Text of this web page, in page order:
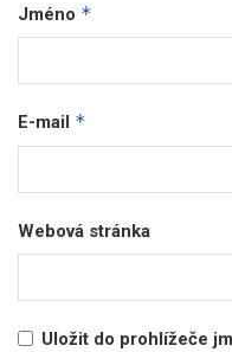
Jméno *
E-mail *
Webová stránka
Uložit do prohlížeče